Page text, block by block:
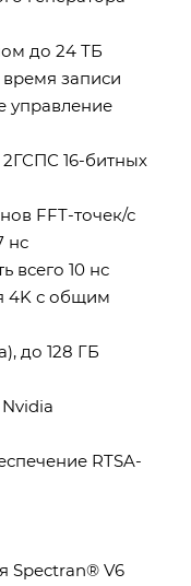
до 24 ТБ
записи
управление
2ГСПС 16-битных
FFT-точек/с
нс
всего 10 нс
4K с общим
до 128 ГБ
RTSA-
Spectran® V6